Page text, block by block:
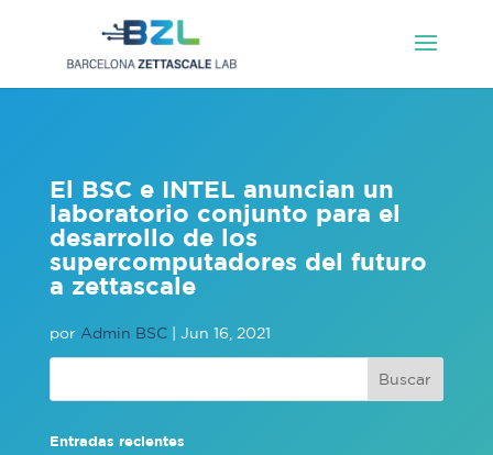
El BSC e INTEL anuncian un
laboratorio conjunto para el
desarrollo de los
supercomputadores del futuro
a zettascale
por Admin BSC| Jun 16, 2021
Entradas recientes